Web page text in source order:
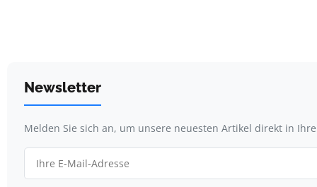
Newsletter
Melden Sie sich an, um unsere neuesten Artikel direkt in